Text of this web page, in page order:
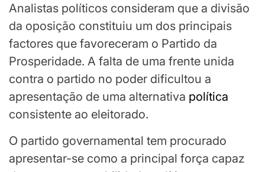
Analistas políticos consideram que a divisão
da oposição constituiu um dos principais
factores que favoreceram o Partido da
Prosperidade. A falta de uma frente unida
contra o partido no poder dificultou a
apresentação de uma alternativa política
consistente ao eleitorado.
O partido governamental tem procurado
apresentar-se como a principal força capaz